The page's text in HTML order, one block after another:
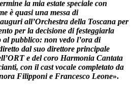
la mia estate speciale con
è quasi una messa di
all’Orchestra della Toscana per
per la decisione di festeggiarla
pubblico: non vedo l’ora di
dal suo direttore principale
e del coro Harmonia Cantata
con il cast vocale completato da
Filipponi e Francesco Leone».